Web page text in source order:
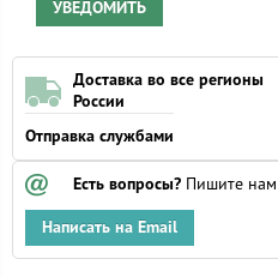
УВЕДОМИТЬ
Доставка во все регионы
России
Отправка службами
Есть вопросы? Пишите
Написать на Email